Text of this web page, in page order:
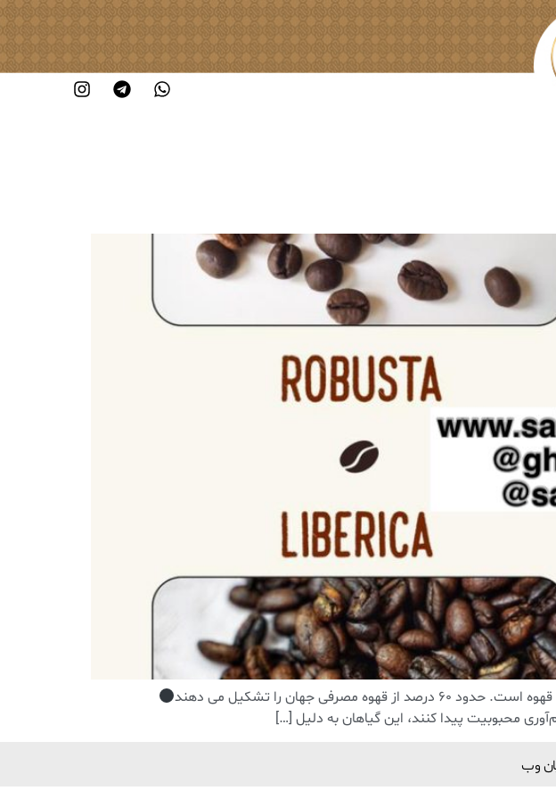
جهان را تشکیل می دهند
محبوبیت پیدا کنند، این گیاهان به دلیل […]
وب